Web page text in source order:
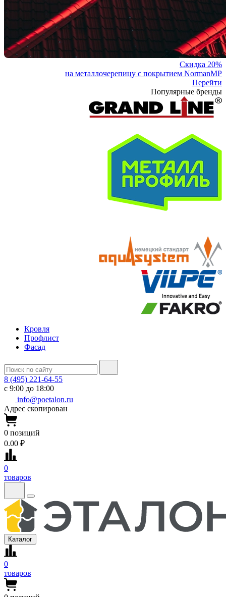
Скидка 20%
на металлочерепицу с покрытием NormanMP
Перейти
Популярные бренды
Кровля
Профлист
Фасад
8 (495) 221-64-55
с 9:00 до 18:00
info@poetalon.ru
Адрес скопирован
0 позиций
0.00 ₽
0
товаров
Каталог
0
товаров